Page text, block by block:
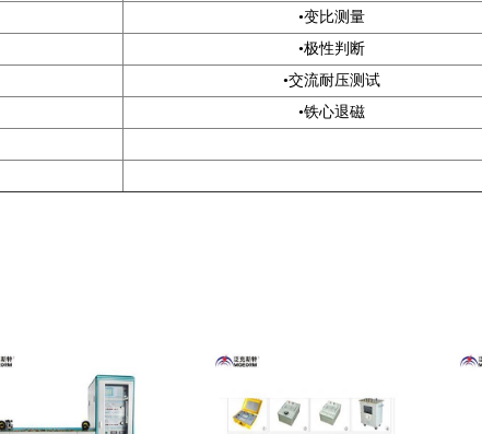
•变比测量
•极性判断
•交流耐压测试
•铁心退磁